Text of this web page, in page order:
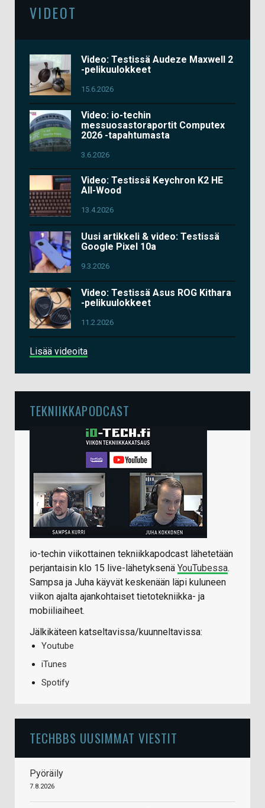
VIDEOT
Video: Testissä Audeze Maxwell 2
-pelikuulokkeet
15.6.2026
Video: io-techin
messuosastoraportit Computex
2026 -tapahtumasta
3.6.2026
Video: Testissä Keychron K2 HE
All-Wood
13.4.2026
Uusi artikkeli & video: Testissä
Google Pixel 10a
9.3.2026
Video: Testissä Asus ROG Kithara
-pelikuulokkeet
11.2.2026
Lisää videoita
TEKNIIKKAPODCAST
io-techin viikottainen tekniikkapodcast lähetetään
perjantaisin klo 15 live-lähetyksenä YouTubessa.
Sampsa ja Juha käyvät keskenään läpi kuluneen
viikon ajalta ajankohtaiset tietotekniikka- ja
mobiiliaiheet.
Jälkikäteen katseltavissa/kuunneltavissa:
Youtube
iTunes
Spotify
TECHBBS UUSIMMAT VIESTIT
Pyöräily
7.8.2026